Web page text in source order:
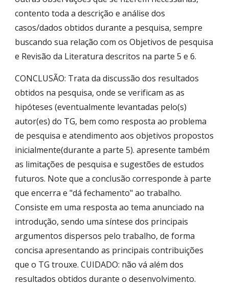
contento toda a descrição e análise dos
casos/dados obtidos durante a pesquisa, sempre
buscando sua relação com os Objetivos de pesquisa
e Revisão da Literatura descritos na parte 5 e 6.
CONCLUSÃO: Trata da discussão dos resultados
obtidos na pesquisa, onde se verificam as as
hipóteses (eventualmente levantadas pelo(s)
autor(es) do TG, bem como resposta ao problema
de pesquisa e atendimento aos objetivos propostos
inicialmente(durante a parte 5). apresente também
as limitações de pesquisa e sugestões de estudos
futuros. Note que a conclusão corresponde à parte
que encerra e "dá fechamento" ao trabalho.
Consiste em uma resposta ao tema anunciado na
introdução, sendo uma síntese dos principais
argumentos dispersos pelo trabalho, de forma
concisa apresentando as principais contribuições
que o TG trouxe. CUIDADO: não vá além dos
resultados obtidos durante o desenvolvimento.